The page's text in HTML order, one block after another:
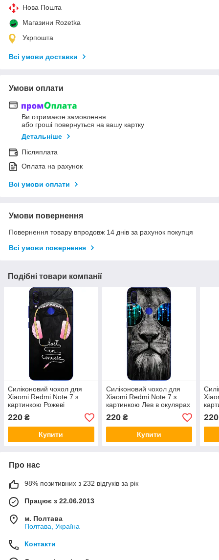
Нова Пошта
Магазини Rozetka
Укрпошта
Всі умови доставки
Умови оплати
Ви отримаєте замовлення
або гроші повернуться на вашу картку
Детальніше
Післяплата
Оплата на рахунок
Всі умови оплати
Умови повернення
Повернення товару впродовж 14 днів за рахунок покупця
Всі умови повернення
Подібні товари компанії
Силіконовий чохол для
Xiaomi Redmi Note 7 з
картинкою Рожеві
220 ₴
Купити
Силіконовий чохол для
Xiaomi Redmi Note 7 з
картинкою Лев в окулярах
220₴
Купити
220
Про нас
98% позитивних з 232 відгуків за рік
Працює з 22.06.2013
м. Полтава
Полтава, Україна
Контакти